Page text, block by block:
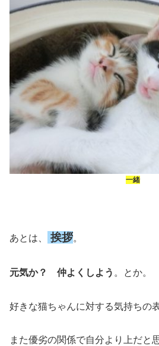
一緒
あとは、 挨拶。
元気か？ 仲よくしよう 。とか。
好きな猫ちゃんに対する気持ちの
また優劣の関係で自分より上だと